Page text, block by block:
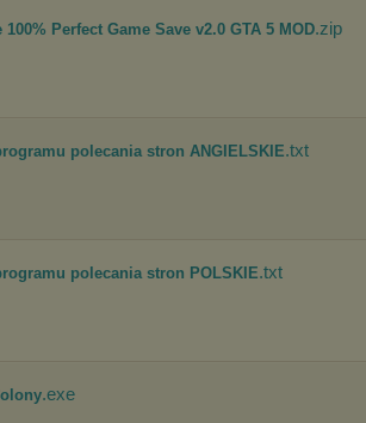
100% Perfect Game Save v2.0 GTA 5 MOD.zip
polecania stron ANGIELSKIE.txt
polecania stron POLSKIE.txt
.exe